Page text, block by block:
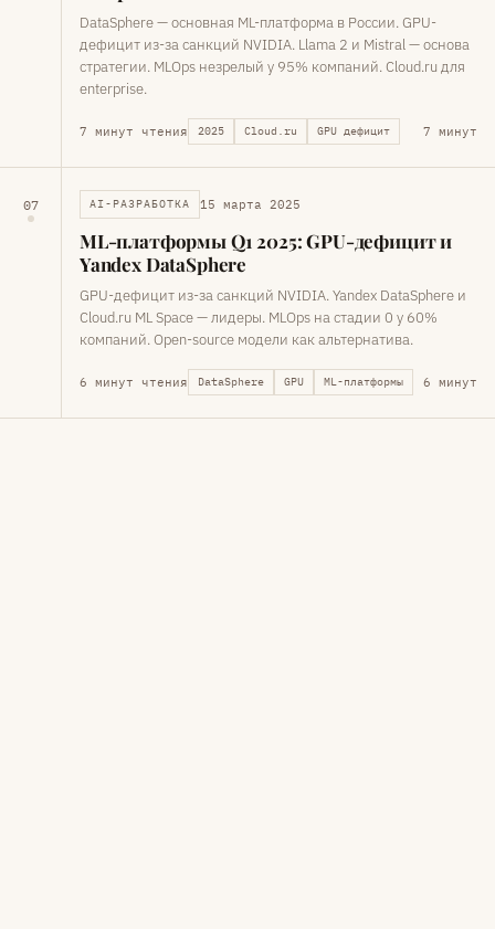
DataSphere — основная ML-платформа в России. GPU-
дефицит из-за санкций NVIDIA. Llama 2 и Mistral — основа
стратегии. MLOps незрелый у 95% компаний. Cloud.ru для
enterprise.
7 минут чтения 2025 Cloud.ru GPU дефицит 7 минут
07 AI-РАЗРАБОТКА 15 марта 2025
ML-платформы Q1 2025: GPU-дефицит и
Yandex DataSphere
GPU-дефицит из-за санкций NVIDIA. Yandex DataSphere и
Cloud.ru ML Space — лидеры. MLOps на стадии 0 у 60%
компаний. Open-source модели как альтернатива.
6 минут чтения DataSphere GPU ML-платформы 6 минут